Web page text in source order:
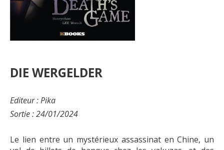
DIE WERGELDER
Editeur : Pika
Sortie : 24/01/2024
Le lien entre un mystérieux assassinat en Chine, un